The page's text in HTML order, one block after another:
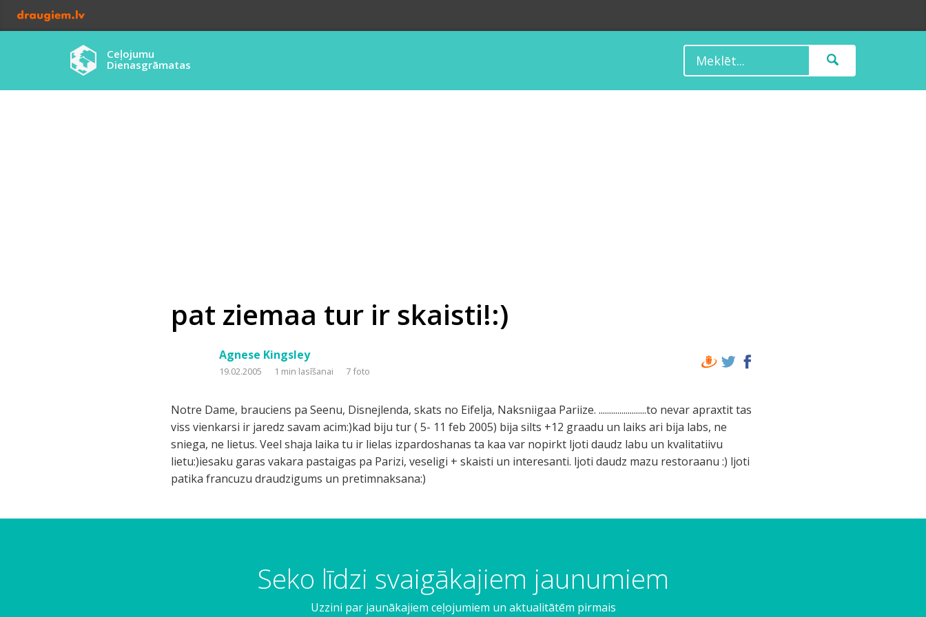
Ceļojumu
Dienasgrāmatas
pat ziemaa tur ir skaisti!:)
Agnese Kingsley
19.02.2005 1 min lasīšanai 7 foto
Notre Dame, brauciens pa Seenu, Disnejlenda, skats no Eifelja, Naksniigaa Pariize. .......................to nevar apraxtit tas
viss vienkarsi ir jaredz savam acim:)kad biju tur ( 5- 11 feb 2005) bija silts +12 graadu un laiks ari bija labs, ne
sniega, ne lietus. Veel shaja laika tu ir lielas izpardoshanas ta kaa var nopirkt ljoti daudz labu un kvalitatiivu
lietu:)iesaku garas vakara pastaigas pa Parizi, veseligi + skaisti un interesanti. ljoti daudz mazu restoraanu :) ljoti
patika francuzu draudzigums un pretimnaksana:)
Seko līdzi svaigākajiem jaunumiem
Uzzini par jaunākajiem ceļojumiem un aktualitātēm pirmais